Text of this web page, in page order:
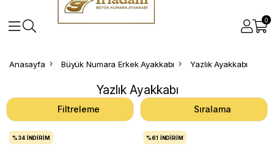
0
Anasayfa Büyük Numara Erkek Ayakkabı Yazlık Ayakkabı
Yazlık Ayakkabı
Filtreleme Sıralama
%34 İNDIRIM %61 İNDIRIM